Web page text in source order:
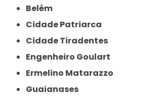
Belém
Cidade Patriarca
Cidade Tiradentes
Engenheiro Goulart
Ermelino Matarazzo
Guaianases